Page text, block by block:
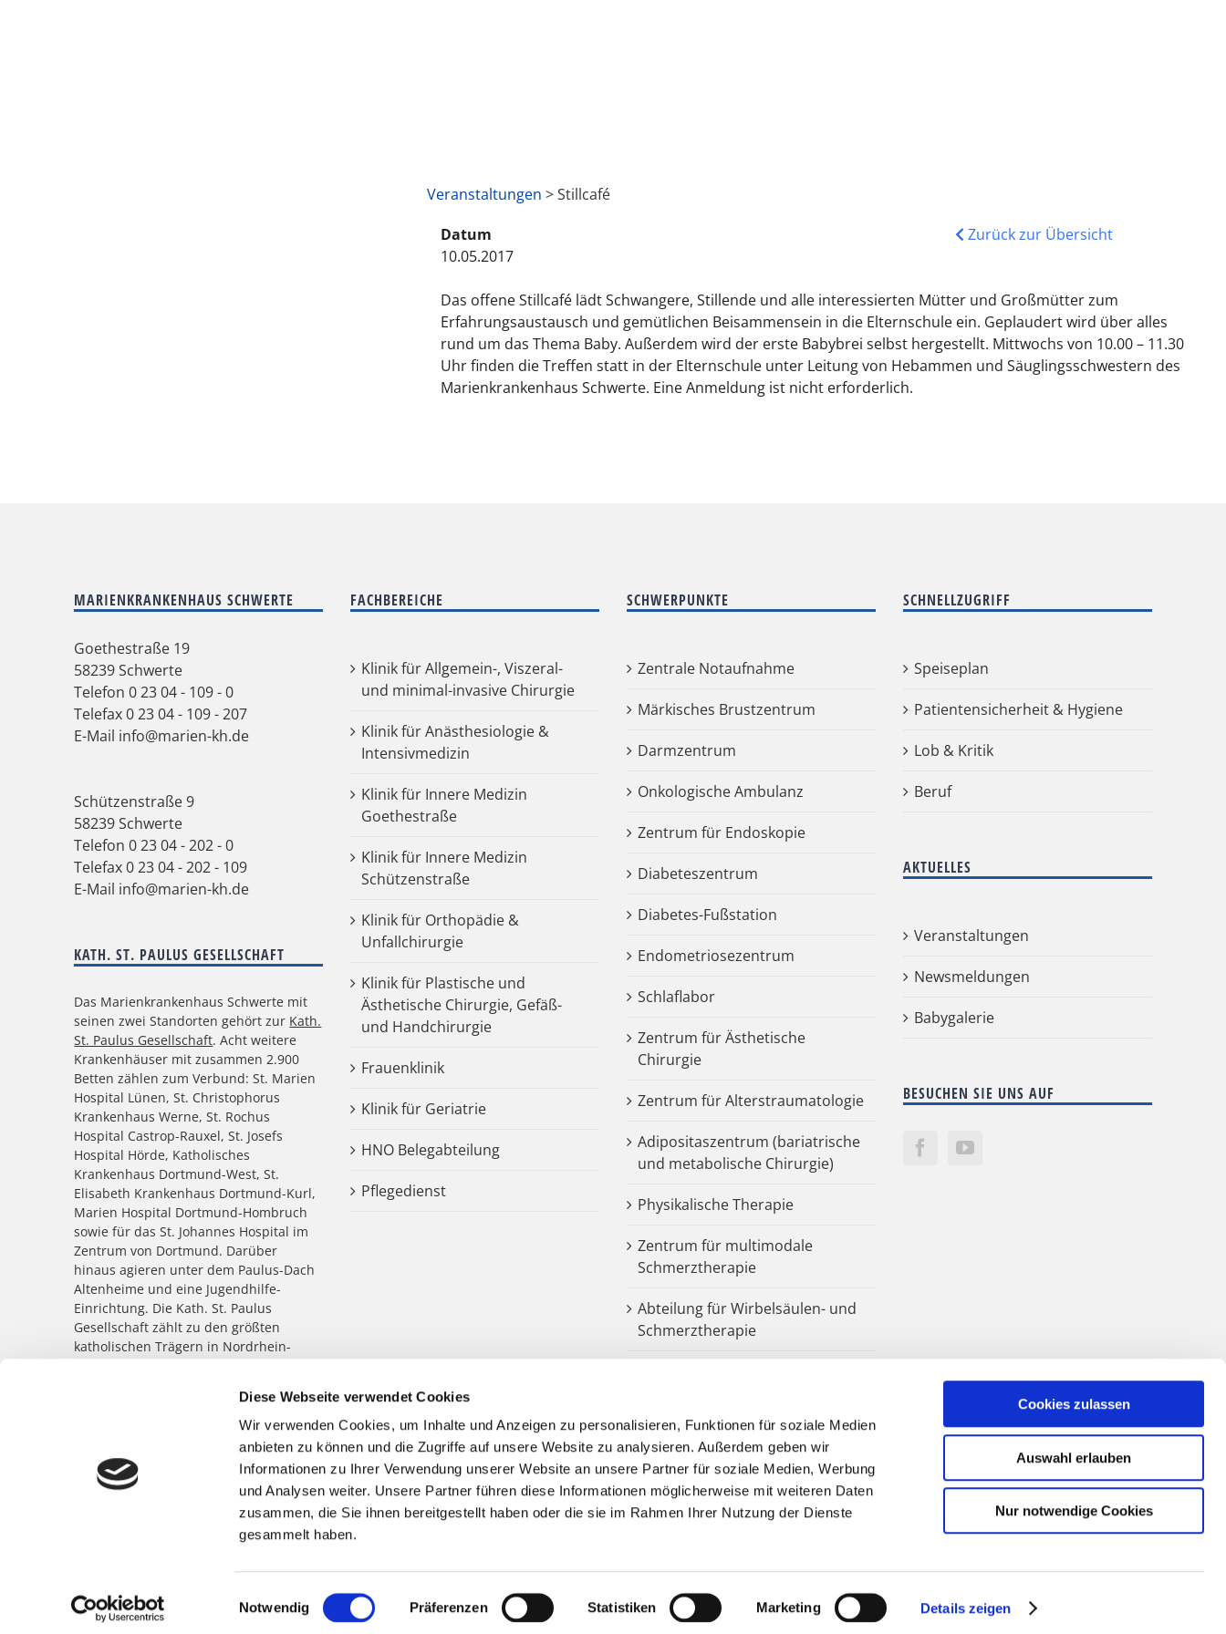
Diese Webseite verwendet Cookies
Wir verwenden Cookies, um Inhalte und Anzeigen zu personalisieren, Funktionen für soziale Medien
anbieten zu können und die Zugriffe auf unsere Website zu analysieren. Außerdem geben wir
Informationen zu Ihrer Verwendung unserer Website an unsere Partner für soziale Medien, Werbung
und Analysen weiter. Unsere Partner führen diese Informationen möglicherweise mit weiteren Daten
zusammen, die Sie ihnen bereitgestellt haben oder die sie im Rahmen Ihrer Nutzung der Dienste
gesammelt haben.
Einwilligungsauswahl
Notwendig Präferenzen Statistiken Marketing Details zeigen
Cookies zulassen
Auswahl erlauben
Nur notwendige Cookies
Veranstaltungen > Stillcafé
Datum
10.05.2017
Zurück zur Übersicht
Das offene Stillcafé lädt Schwangere, Stillende und alle interessierten Mütter und Großmütter zum
Erfahrungsaustausch und gemütlichen Beisammensein in die Elternschule ein. Geplaudert wird über alles
rund um das Thema Baby. Außerdem wird der erste Babybrei selbst hergestellt. Mittwochs von 10.00 – 11.30
Uhr finden die Treffen statt in der Elternschule unter Leitung von Hebammen und Säuglingsschwestern des
Marienkrankenhaus Schwerte. Eine Anmeldung ist nicht erforderlich.
MARIENKRANKENHAUS SCHWERTE
Goethestraße 19
58239 Schwerte
Telefon0 23 04 - 109 - 0
Telefax 0 23 04 - 109 - 207
E-Mail info@marien-kh.de
Schützenstraße 9
58239 Schwerte
Telefon0 23 04 - 202 - 0
Telefax 0 23 04 - 202 - 109
E-Mail info@marien-kh.de
KATH. ST. PAULUS GESELLSCHAFT
Das Marienkrankenhaus Schwerte mit
seinen zwei Standorten gehört zur Kath.
St. Paulus Gesellschaft. Acht weitere
Krankenhäuser mit zusammen 2.900
Betten zählen zum Verbund: St. Marien
Hospital Lünen, St. Christophorus
Krankenhaus Werne, St. Rochus
Hospital Castrop-Rauxel, St. Josefs
Hospital Hörde, Katholisches
Krankenhaus Dortmund-West, St.
Elisabeth Krankenhaus Dortmund-Kurl,
Marien Hospital Dortmund-Hombruch
sowie für das St. Johannes Hospital im
Zentrum von Dortmund. Darüber
hinaus agieren unter dem Paulus-Dach
Altenheime und eine Jugendhilfe-
Einrichtung. Die Kath. St. Paulus
Gesellschaft zählt zu den größten
katholischen Trägern in Nordrhein-
anvertrauten Patient:innen,
Bewohner:innen, Kinder und
FACHBEREICHE
Klinik für Allgemein-, Viszeral-
und minimal-invasive Chirurgie
Klinik für Anästhesiologie &
Intensivmedizin
Klinik für Innere Medizin
Goethestraße
Klinik für Innere Medizin
Schützenstraße
Klinik für Orthopädie &
Unfallchirurgie
Klinik für Plastische und
Ästhetische Chirurgie, Gefäß-
und Handchirurgie
Frauenklinik
Klinik für Geriatrie
HNO Belegabteilung
Pflegedienst
SCHWERPUNKTE
Zentrale Notaufnahme
Märkisches Brustzentrum
Darmzentrum
Onkologische Ambulanz
Zentrum für Endoskopie
Diabeteszentrum
Diabetes-Fußstation
Endometriosezentrum
Schlaflabor
Zentrum für Ästhetische
Chirurgie
Zentrum für Alterstraumatologie
Adipositaszentrum (bariatrische
und metabolische Chirurgie)
Physikalische Therapie
Zentrum für multimodale
Schmerztherapie
Abteilung für Wirbelsäulen- und
Schmerztherapie
Notarztstandort
Kooperationspartner
SCHNELLZUGRIFF
Speiseplan
Patientensicherheit & Hygiene
Lob & Kritik
Beruf
AKTUELLES
Veranstaltungen
Newsmeldungen
Babygalerie
BESUCHEN SIE UNS AUF
© Marienkrankenhaus Schwerte |Impressum| Datenschutz